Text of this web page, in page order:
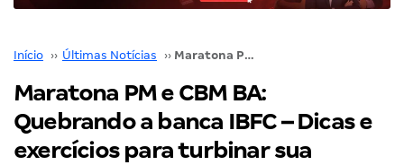
Início ›› Últimas Notícias ›› Maratona PM e CBM BA: Quebrando a banca IBFC – Dicas e exercícios para turbinar sua preparação. A maratona começa hoje, a partir das 19 horas. Não perca!
Maratona PM e CBM BA:
Quebrando a banca IBFC – Dicas e
exercícios para turbinar sua